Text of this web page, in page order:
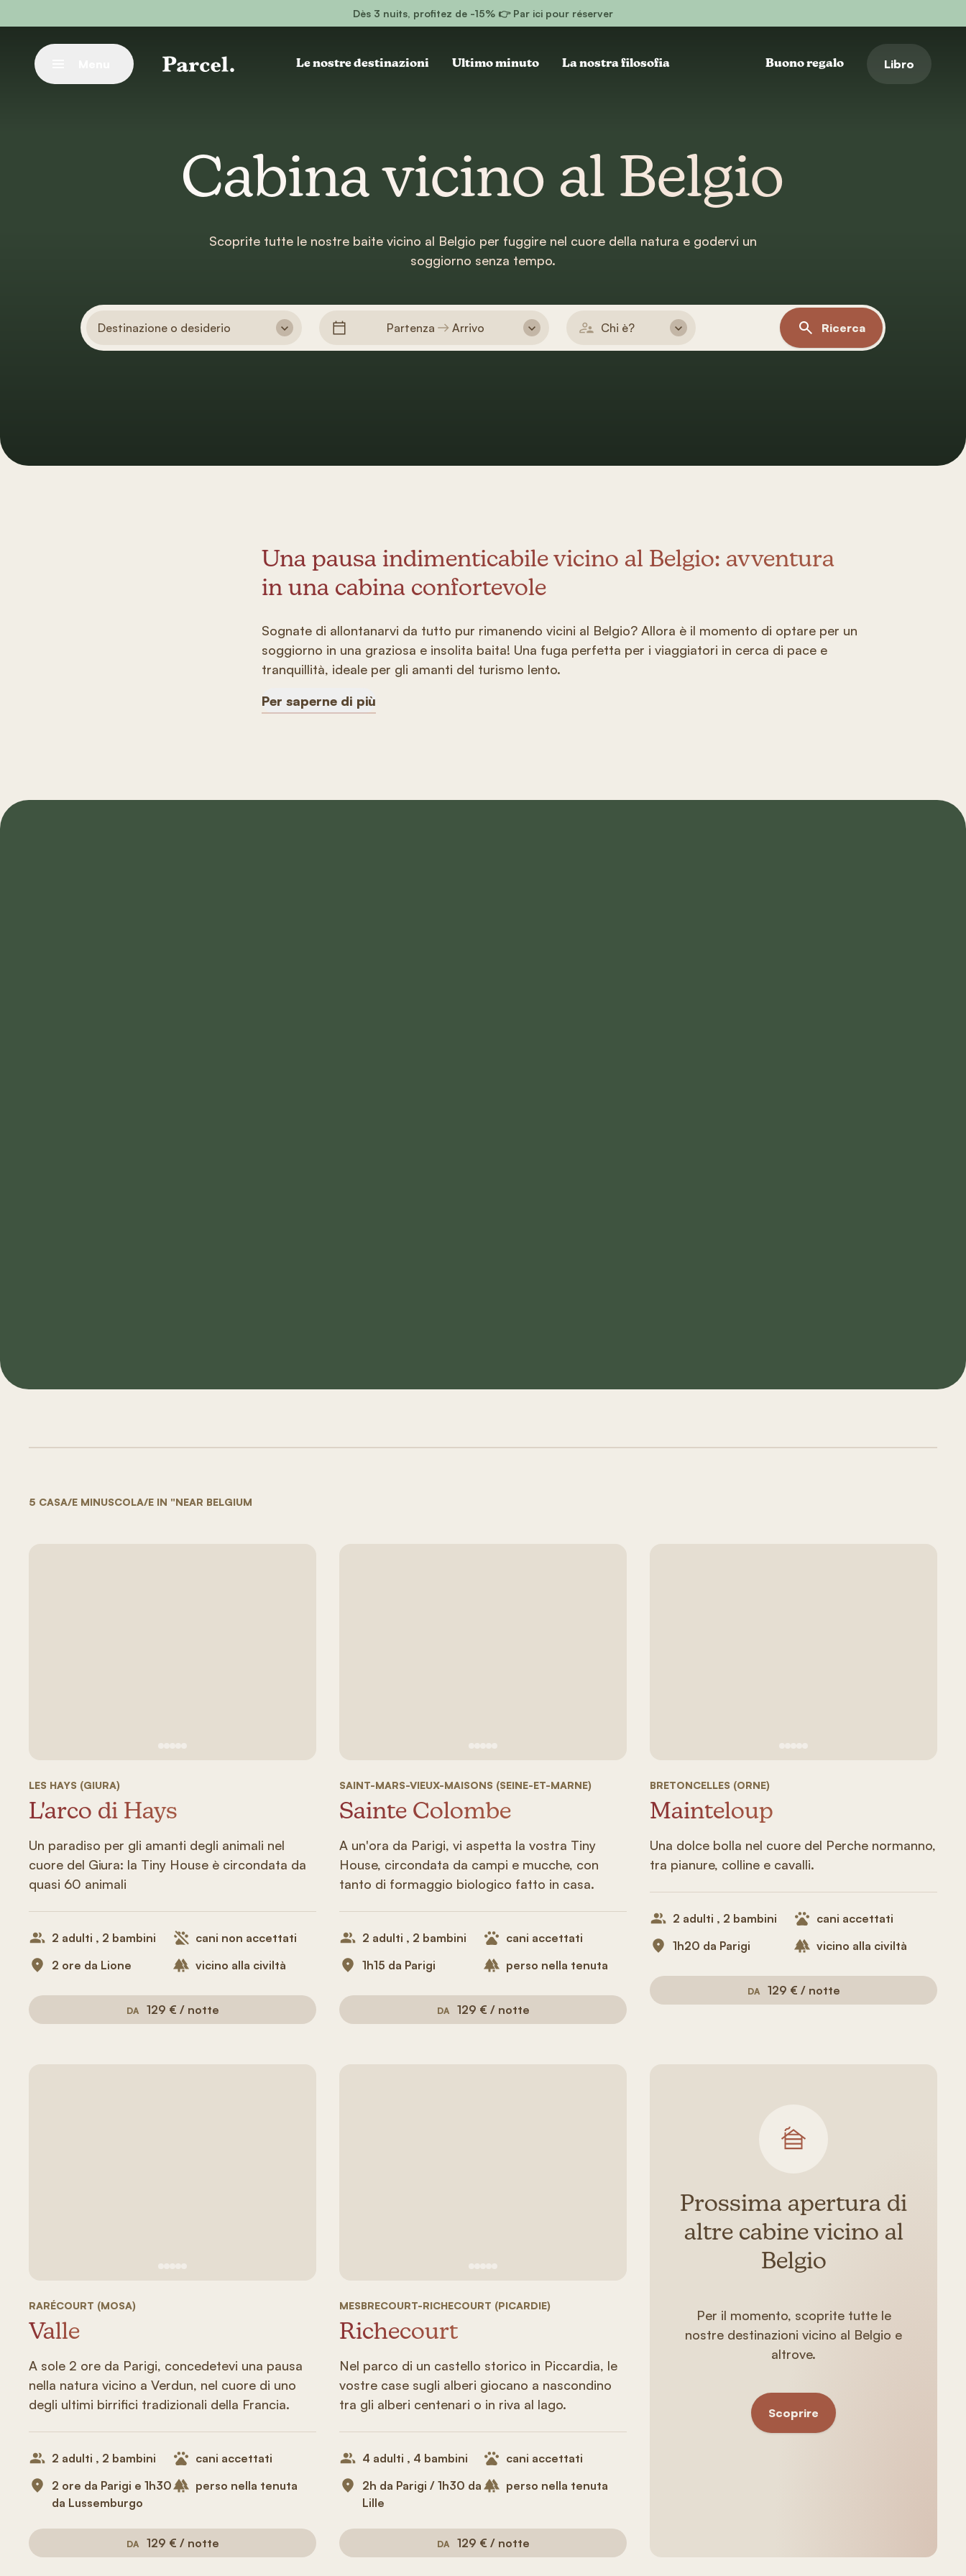
Dès 3 nuits, profitez de -15% 👉 Par ici pour réserver
Chiudere
Le nostre destinazioni Ultimo minuto La nostra filosofia Buono regalo Libro
Cabina vicino al Belgio
Scoprite tutte le nostre baite vicino al Belgio per fuggire nel cuore della natura e godervi un
soggiorno senza tempo.
Destinazione o desiderio Partenza Arrivo Chi è? Ricerca
Una pausa indimenticabile vicino al Belgio: avventura
in una cabina confortevole
Sognate di allontanarvi da tutto pur rimanendo vicini al Belgio? Allora è il momento di optare per un
soggiorno in una graziosa e insolita baita! Una fuga perfetta per i viaggiatori in cerca di pace e
tranquillità, ideale per gli amanti del turismo lento.
Per saperne di più
5 CASA/E MINUSCOLA/E IN "NEAR BELGIUM
LES HAYS (GIURA)
L'arco di Hays
Un paradiso per gli amanti degli animali nel
cuore del Giura: la Tiny House è circondata da
quasi 60 animali
2 adulti , 2 bambini
2 ore da Lione
cani non accettati
vicino alla civiltà
DA 129 € / notte
SAINT-MARS-VIEUX-MAISONS (SEINE-ET-MARNE)
Sainte Colombe
A un'ora da Parigi, vi aspetta la vostra Tiny
House, circondata da campi e mucche, con
tanto di formaggio biologico fatto in casa.
2 adulti , 2 bambini
1h15 da Parigi
cani accettati
perso nella tenuta
DA 129 € / notte
BRETONCELLES (ORNE)
Mainteloup
Una dolce bolla nel cuore del Perche normanno,
tra pianure, colline e cavalli.
2 adulti , 2 bambini
1h20 da Parigi
cani accettati
vicino alla civiltà
DA 129 € / notte
RARÉCOURT (MOSA)
Valle
A sole 2 ore da Parigi, concedetevi una pausa
nella natura vicino a Verdun, nel cuore di uno
degli ultimi birrifici tradizionali della Francia.
2 adulti , 2 bambini
2 ore da Parigi e 1h30
da Lussemburgo
cani accettati
perso nella tenuta
DA 129 € / notte
MESBRECOURT-RICHECOURT (PICARDIE)
Richecourt
Nel parco di un castello storico in Piccardia, le
vostre case sugli alberi giocano a nascondino
tra gli alberi centenari o in riva al lago.
4 adulti , 4 bambini
2h da Parigi / 1h30 da
Lille
cani accettati
perso nella tenuta
DA 129 € / notte
Prossima apertura di
altre cabine vicino al
Belgio
Per il momento, scoprite tutte le
nostre destinazioni vicino al Belgio e
altrove.
Scoprire